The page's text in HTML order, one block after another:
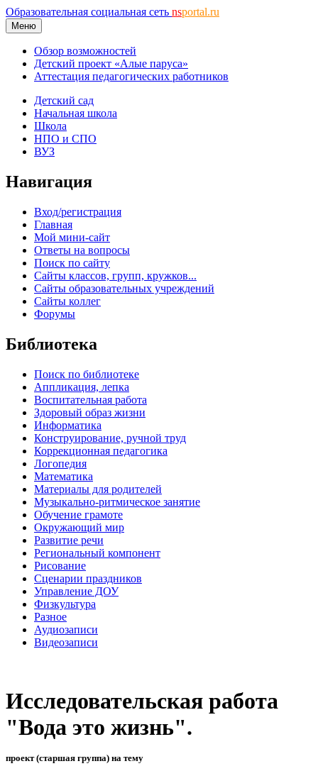
Образовательная социальная сеть nsportal.ru
Меню
Обзор возможностей
Детский проект «Алые паруса»
Аттестация педагогических работников
Детский сад
Начальная школа
Школа
НПО и СПО
ВУЗ
Навигация
Вход/регистрация
Главная
Мой мини-сайт
Ответы на вопросы
Поиск по сайту
Сайты классов, групп, кружков...
Сайты образовательных учреждений
Сайты коллег
Форумы
Библиотека
Поиск по библиотеке
Аппликация, лепка
Воспитательная работа
Здоровый образ жизни
Информатика
Конструирование, ручной труд
Коррекционная педагогика
Логопедия
Математика
Материалы для родителей
Музыкально-ритмическое занятие
Обучение грамоте
Окружающий мир
Развитие речи
Региональный компонент
Рисование
Сценарии праздников
Управление ДОУ
Физкультура
Разное
Аудиозаписи
Видеозаписи
Исследовательская работа
"Вода это жизнь".
проект (старшая группа) на тему